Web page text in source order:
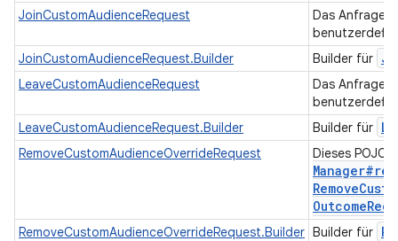
JoinCustomAudienceRequest
Das
JoinCustomAudienceRequest.Builder
Builder für
LeaveCustomAudienceRequest
Das
LeaveCustomAudienceRequest.Builder
Builder für
RemoveCustomAudienceOverrideRequest Dieses POJO
Manager#
Remove
Outcome
RemoveCustomAudienceOverrideRequest.Builder Builder für